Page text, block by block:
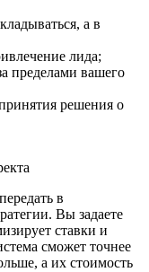
а в
лида;
пределами вашего
решения о
в
Вы задаете
ставки и
сможет точнее
а их стоимость